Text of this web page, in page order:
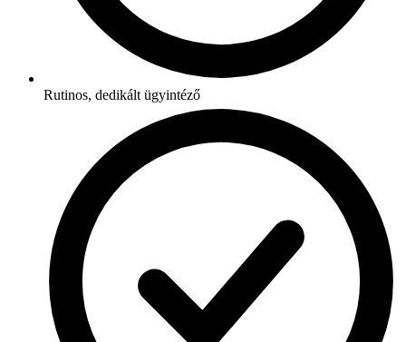
Rutinos, dedikált ügyintéző